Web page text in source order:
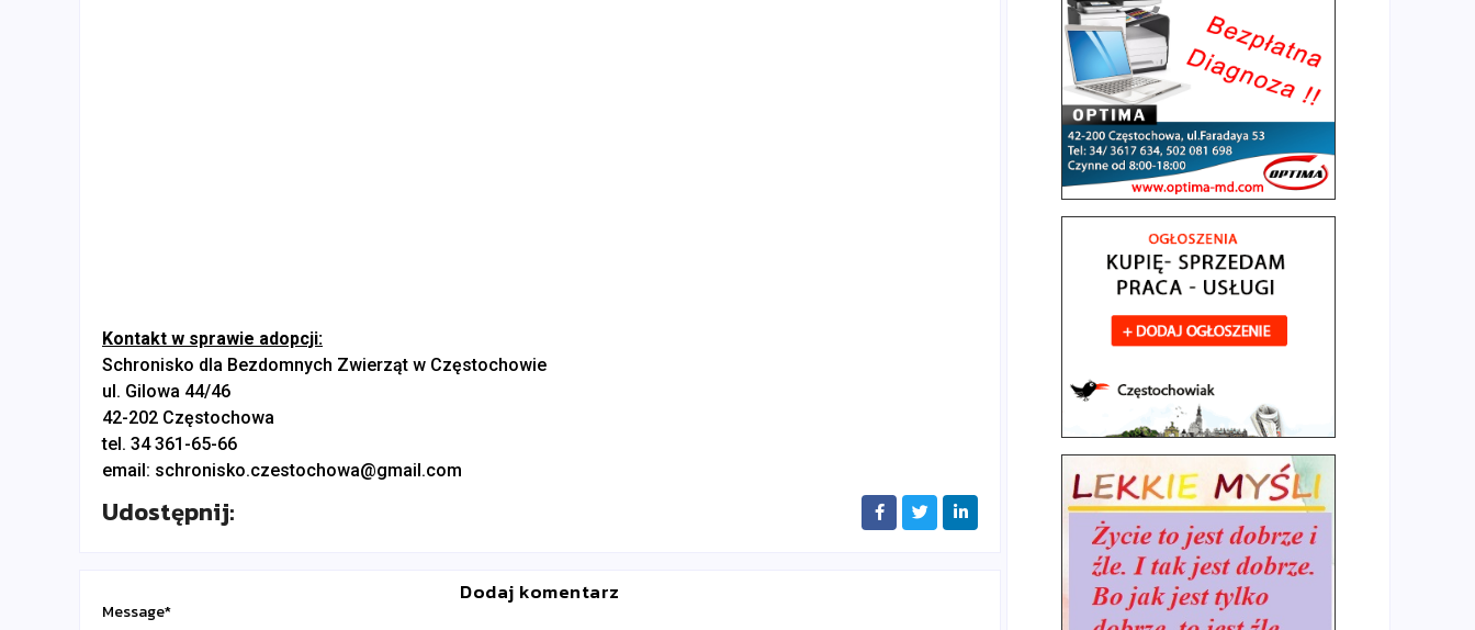
Kontakt w sprawie adopcji:
Schronisko dla Bezdomnych Zwierząt w Częstochowie
ul. Gilowa 44/46
42-202 Częstochowa
tel. 34 361-65-66
email: schronisko.czestochowa@gmail.com
Udostępnij:
Dodaj komentarz
Message*